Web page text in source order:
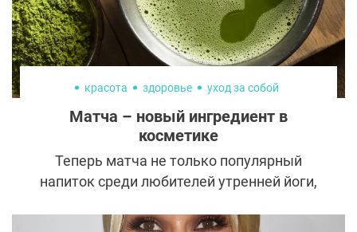
красота здоровье уход за собой
Матча – новый ингредиент в
косметике
Теперь матча не только популярный
напиток среди любителей утренней йоги,
эффективный.